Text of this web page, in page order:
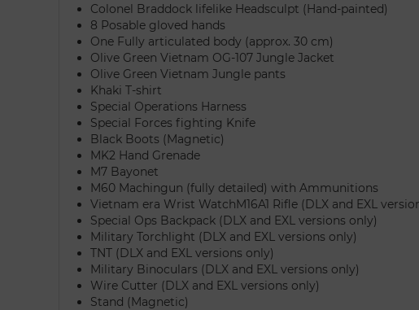
Colonel Braddock lifelike Headsculpt (Hand-painted)
8 Posable gloved hands
One Fully articulated body (approx. 30 cm)
Olive Green Vietnam OG-107 Jungle Jacket
Olive Green Vietnam Jungle pants
Khaki T-shirt
Special Operations Harness
Special Forces fighting Knife
Black Boots (Magnetic)
MK2 Hand Grenade
M7 Bayonet
M60 Machingun (fully detailed) with Ammunitions
Vietnam era Wrist WatchM16A1 Rifle (DLX and EXL
Special Ops Backpack (DLX and EXL versions only)
Military Torchlight (DLX and EXL versions only)
TNT (DLX and EXL versions only)
Military Binoculars (DLX and EXL versions only)
Wire Cutter (DLX and EXL versions only)
Stand (Magnetic)